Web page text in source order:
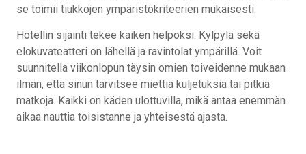
se toimii tiukkojen ympäristökriteerien mukaisesti.
Hotellin sijainti tekee kaiken helpoksi. Kylpylä sekä
elokuvateatteri on lähellä ja ravintolat ympärillä. Voit
suunnitella viikonlopun täysin omien toiveidenne mukaan
ilman, että sinun tarvitsee miettiä kuljetuksia tai pitkiä
matkoja. Kaikki on käden ulottuvilla, mikä antaa enemmän
aikaa nauttia toisistanne ja yhteisestä ajasta.